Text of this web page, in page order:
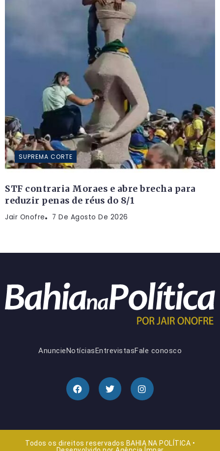
SUPREMA CORTE
STF contraria Moraes e abre brecha para
reduzir penas de réus do 8/1
Jair Onofre 7 De Agosto De 2026
AnuncieNotíciasEntrevistasFale conosco
Todos os direitos reservados BAHIA NA POLÍTICA •